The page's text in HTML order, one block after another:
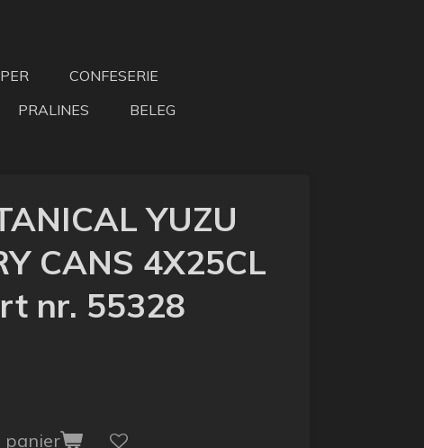
CONFESERIE
PRALINES
BELEG
YUZU
CANS 4X25CL
nr. 55328
panier